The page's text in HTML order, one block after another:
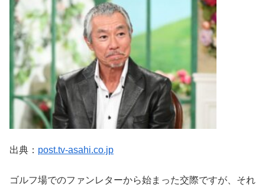
出典： post.tv-asahi.co.jp
ゴルフ場でのファンレターから始まった交際ですが、それ